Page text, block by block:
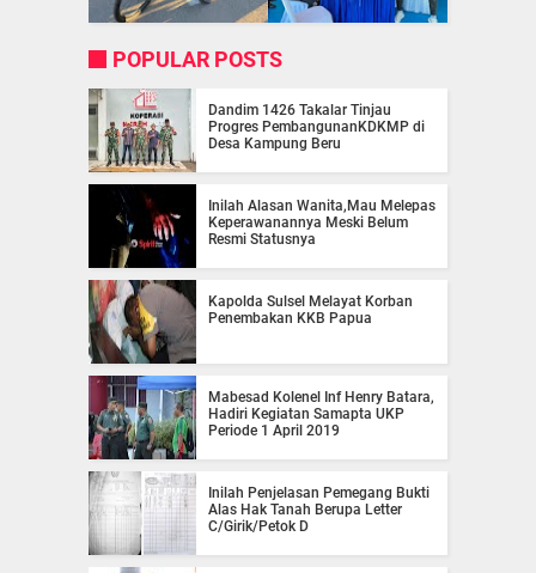
POPULAR POSTS
Dandim 1426 Takalar Tinjau
Progres PembangunanKDKMP di
Desa Kampung Beru
Inilah Alasan Wanita,Mau Melepas
Keperawanannya Meski Belum
Resmi Statusnya
Kapolda Sulsel Melayat Korban
Penembakan KKB Papua
Mabesad Kolenel Inf Henry Batara,
Hadiri Kegiatan Samapta UKP
Periode 1 April 2019
Inilah Penjelasan Pemegang Bukti
Alas Hak Tanah Berupa Letter
C/Girik/Petok D